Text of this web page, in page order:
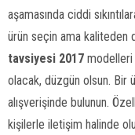
aşamasında ciddi
ürün seçin ama kaliteden
tavsiyesi 2017
olacak, düzgün olsun. Bir
alışverişinde bulunun.
kişilerle iletişim halinde